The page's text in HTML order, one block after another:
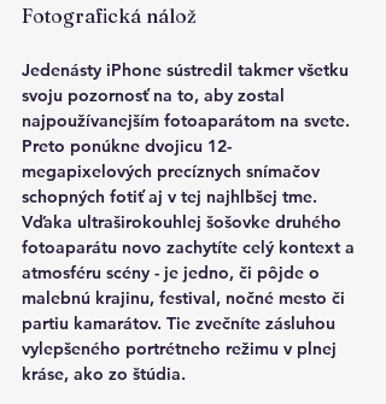
Fotografická nálož
Jedenásty iPhone sústredil takmer všetku
svoju pozornosť na to, aby zostal
najpoužívanejším fotoaparátom na svete.
Preto ponúkne dvojicu 12-
megapixelových precíznych snímačov
schopných fotiť aj v tej najhlbšej tme.
Vďaka ultraširokouhlej šošovke druhého
fotoaparátu novo zachytíte celý kontext a
atmosféru scény - je jedno, či pôjde o
malebnú krajinu, festival, nočné mesto či
partiu kamarátov. Tie zvečníte zásluhou
vylepšeného portrétneho režimu v plnej
kráse, ako zo štúdia.